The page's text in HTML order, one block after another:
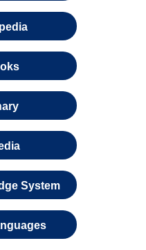
System